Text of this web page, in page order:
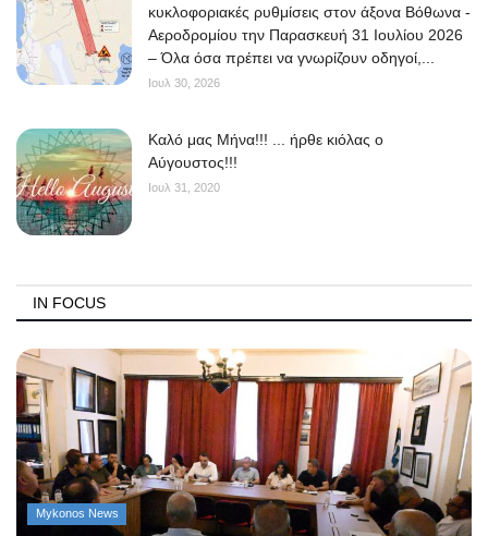
κυκλοφοριακές ρυθμίσεις στον άξονα Βόθωνα -
Αεροδρομίου την Παρασκευή 31 Ιουλίου 2026
– Όλα όσα πρέπει να γνωρίζουν οδηγοί,...
Ιουλ 30, 2026
Kαλό μας Μήνα!!! ... ήρθε κιόλας ο
Αύγουστος!!!
Ιουλ 31, 2020
IN FOCUS
Mykonos News